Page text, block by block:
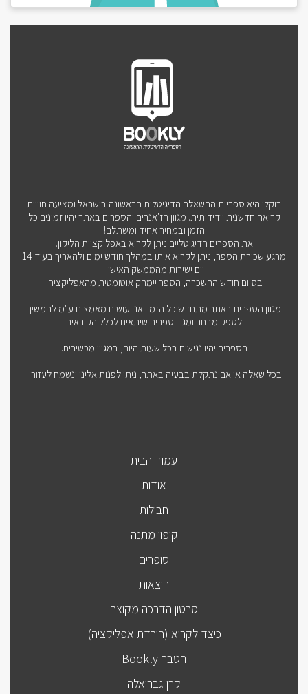
בוקלי היא ספריית ההשאלה הדיגיטלית הראשונה בישראל ומציעה חוויית
קריאה חדשנית וידידותית. מגוון הז'אנרים והספרים באתר יהיו זמינים כל
הזמן ובמחיר אחיד ומשתלם!
את הספרים הדיגיטליים ניתן לקרוא באפליקציית הליקון.
מרגע שכירת הספר, ניתן לקרוא אותו במהלך חודש ימים ולהאריך בעוד 14
יום ישירות מהממשק האישי.
בסיום חודש ההשכרה, הספר יימחק אוטומטית מהאפליקציה.
מגוון הספרים באתר מתחדש כל הזמן ואנו עושים מאמצים ע"מ להמשיך
ולספק מבחר ומגוון ספרים שיתאים לכלל הקוראים.
הספרים יהיו נגישים בכל שעות היום, במגוון מכשירים.
בכל שאלה או אם נתקלת בבעיה באתר, ניתן לפנות אלינו ונשמח לעזור!
עמוד הבית
אודות
חבילות
קופון מתנה
סופרים
הוצאות
סרטון הדרכה מקוצר
כיצד לקרוא (הורדת אפליקציה)
הטבה Bookly
קרן גבריאלה